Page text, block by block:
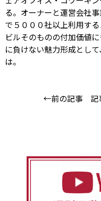
る。オーナーと運営会社
で５０００社以上利用す
ビルそのものの付加価値
に負けない魅力形成とし
は。
←前の記事 記